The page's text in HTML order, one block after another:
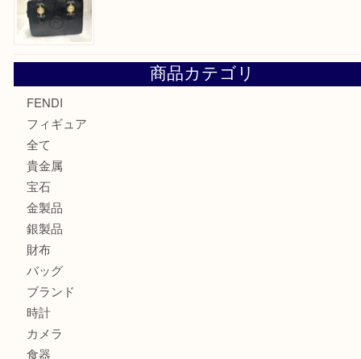
カルティエのバッグをお買取させていただきました！U